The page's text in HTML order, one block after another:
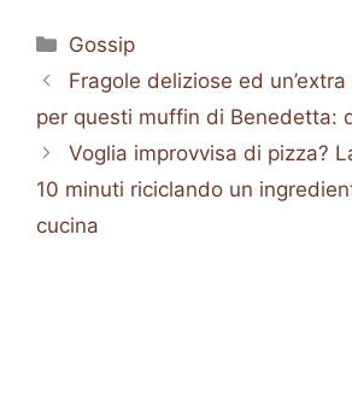
Categorie
Gossip
Fragole deliziose ed
per questi muffin di Benedetta:
Voglia improvvisa di pizza?
10 minuti riciclando un
cucina